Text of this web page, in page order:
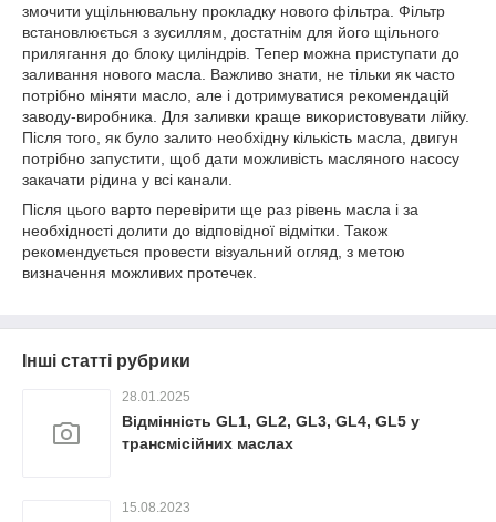
змочити ущільнювальну прокладку нового фільтра. Фільтр
встановлюється з зусиллям, достатнім для його щільного
прилягання до блоку циліндрів. Тепер можна приступати до
заливання нового масла. Важливо знати, не тільки як часто
потрібно міняти масло, але і дотримуватися рекомендацій
заводу-виробника. Для заливки краще використовувати лійку.
Після того, як було залито необхідну кількість масла, двигун
потрібно запустити, щоб дати можливість масляного насосу
закачати рідина у всі канали.
Після цього варто перевірити ще раз рівень масла і за
необхідності долити до відповідної відмітки. Також
рекомендується провести візуальний огляд, з метою
визначення можливих протечек.
Інші статті рубрики
28.01.2025
Відмінність GL1, GL2, GL3, GL4, GL5 у
трансмісійних маслах
15.08.2023